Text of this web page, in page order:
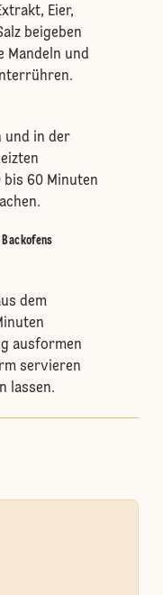
Eier,
beigeben
Mandeln und
und in der
bis 60 Minuten
dem
ausformen
servieren
lassen.